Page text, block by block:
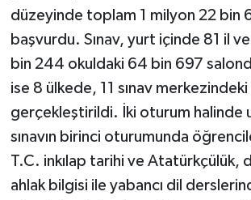
düzeyinde toplam 1 milyon 22 bin
başvurdu. Sınav, yurt içinde 81 il
bin 244 okuldaki 64 bin 697
ise 8 ülkede, 11 sınav
gerçekleştirildi. İki oturum halinde
sınavın birinci oturumunda
T.C. inkılap tarihi ve Atatürkçülük,
ahlak bilgisi ile yabancı dil